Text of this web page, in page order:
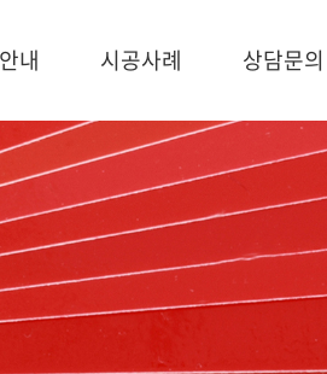
내 시공사례 상담문의